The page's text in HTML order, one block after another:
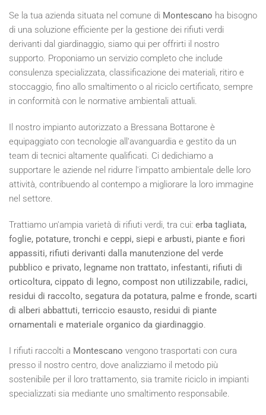
Se la tua azienda situata nel comune di Montescano ha bisogno
di una soluzione efficiente per la gestione dei rifiuti verdi
derivanti dal giardinaggio, siamo qui per offrirti il nostro
supporto. Proponiamo un servizio completo che include
consulenza specializzata, classificazione dei materiali, ritiro e
stoccaggio, fino allo smaltimento o al riciclo certificato, sempre
in conformità con le normative ambientali attuali.
Il nostro impianto autorizzato a Bressana Bottarone è
equipaggiato con tecnologie all'avanguardia e gestito da un
team di tecnici altamente qualificati. Ci dedichiamo a
supportare le aziende nel ridurre l'impatto ambientale delle loro
attività, contribuendo al contempo a migliorare la loro immagine
nel settore.
Trattiamo un'ampia varietà di rifiuti verdi, tra cui: erba tagliata,
foglie, potature, tronchi e ceppi, siepi e arbusti, piante e fiori
appassiti, rifiuti derivanti dalla manutenzione del verde
pubblico e privato, legname non trattato, infestanti, rifiuti di
orticoltura, cippato di legno, compost non utilizzabile, radici,
residui di raccolto, segatura da potatura, palme e fronde, scarti
di alberi abbattuti, terriccio esausto, residui di piante
ornamentali e materiale organico da giardinaggio.
I rifiuti raccolti a Montescano vengono trasportati con cura
presso il nostro centro, dove analizziamo il metodo più
sostenibile per il loro trattamento, sia tramite riciclo in impianti
specializzati sia mediante uno smaltimento responsabile.